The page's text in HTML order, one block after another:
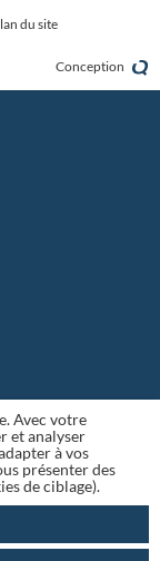
du site
Conception
Avec votre
et analyser
à vos
présenter des
de ciblage).